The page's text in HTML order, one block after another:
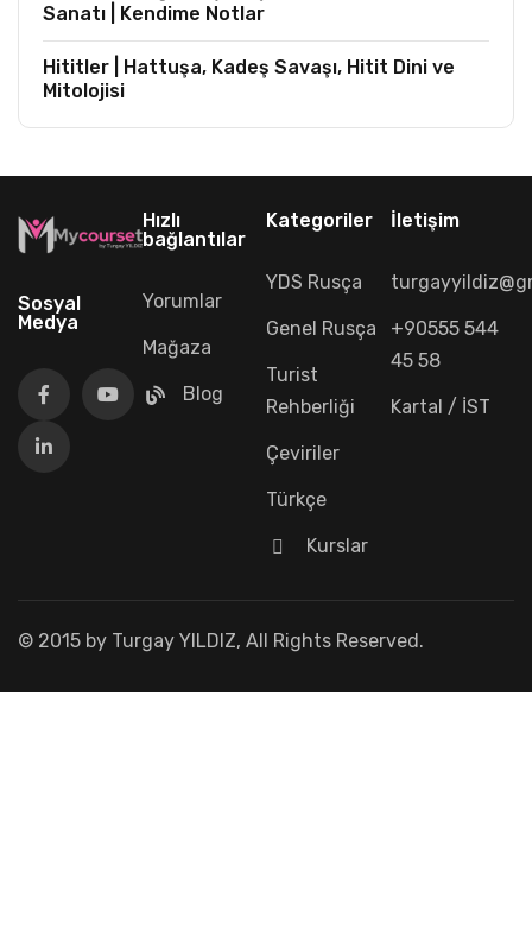
Sanatı | Kendime Notlar
Hititler | Hattuşa, Kadeş Savaşı, Hitit Dini ve
Mitolojisi
Sosyal
Medya
Hızlı
bağlantılar
Yorumlar
Mağaza
Blog
Kategoriler
YDS Rusça
Genel Rusça
Turist
Rehberliği
Çeviriler
Türkçe
Kurslar
İletişim
+90555 544
45 58
Kartal / İST
© 2015 by Turgay YILDIZ, All Rights Reserved.